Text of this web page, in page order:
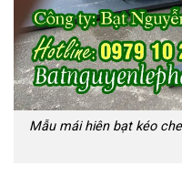
Mẫu mái hiên bạt kéo